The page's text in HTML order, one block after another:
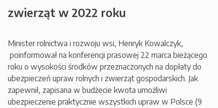
zwierząt w 2022 roku
Minister rolnictwa i rozwoju wsi, Henryk Kowalczyk,
poinformował na konferencji prasowej 22 marca bieżącego
roku o wysokości środków przeznaczonych na dopłaty do
ubezpieczeń upraw rolnych i zwierząt gospodarskich. Jak
zapewnił, zapisana w budżecie kwota umożliwi
ubezpieczenie praktycznie wszystkich upraw w Polsce (9